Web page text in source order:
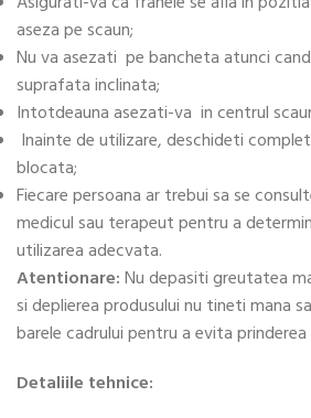
aseza pe scaun;
Nu va asezati pe bancheta atunci
suprafata inclinata;
Intotdeauna asezati-va in centrul
Inainte de utilizare, deschideti
blocata;
Fiecare persoana ar trebui sa se
medicul sau terapeut pentru a
utilizarea adecvata.
Atentionare:Nu depasiti greutatea
si deplierea produsului nu tineti mana
barele cadrului pentru a evita
Detaliile tehnice: